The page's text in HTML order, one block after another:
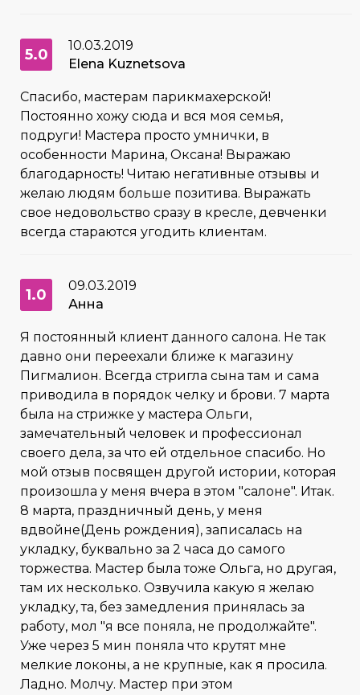
5.0
10.03.2019
Elena Kuznetsova
Спасибо, мастерам парикмахерской!
Постоянно хожу сюда и вся моя семья,
подруги! Мастера просто умнички, в
особенности Марина, Оксана! Выражаю
благодарность! Читаю негативные отзывы и
желаю людям больше позитива. Выражать
свое недовольство сразу в кресле, девченки
всегда стараются угодить клиентам.
1.0
09.03.2019
Анна
Я постоянный клиент данного салона. Не так
давно они переехали ближе к магазину
Пигмалион. Всегда стригла сына там и сама
приводила в порядок челку и брови. 7 марта
была на стрижке у мастера Ольги,
замечательный человек и профессионал
своего дела, за что ей отдельное спасибо. Но
мой отзыв посвящен другой истории, которая
произошла у меня вчера в этом "салоне". Итак.
8 марта, праздничный день, у меня
вдвойне(День рождения), записалась на
укладку, буквально за 2 часа до самого
торжества. Мастер была тоже Ольга, но другая,
там их несколько. Озвучила какую я желаю
укладку, та, без замедления принялась за
работу, мол "я все поняла, не продолжайте".
Уже через 5 мин поняла что крутят мне
мелкие локоны, а не крупные, как я просила.
Ладно. Молчу. Мастер при этом